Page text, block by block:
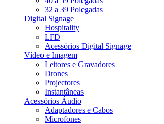
32 a 39 Polegadas
Digital Signage
Hospitality
LFD
Acessórios Digital Signage
Vídeo e Imagem
Leitores e Gravadores
Drones
Projectores
Instantâneas
Acessórios Áudio
Adaptadores e Cabos
Microfones